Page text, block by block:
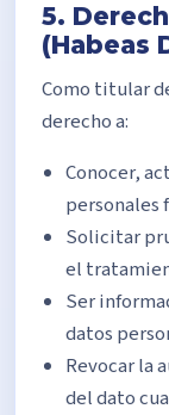
5.
(Habeas
Como titular
derecho a:
Conocer,
personales
Solicitar
el
Ser
datos
Revocar la
del dato